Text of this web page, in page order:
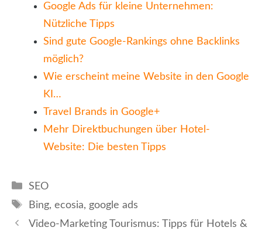
Google Ads für kleine Unternehmen:
Nützliche Tipps
Sind gute Google-Rankings ohne Backlinks
möglich?
Wie erscheint meine Website in den Google
KI…
Travel Brands in Google+
Mehr Direktbuchungen über Hotel-
Website: Die besten Tipps
Kategorien
SEO
Schlagwörter
Bing, ecosia, google ads
Video-Marketing Tourismus: Tipps für Hotels &